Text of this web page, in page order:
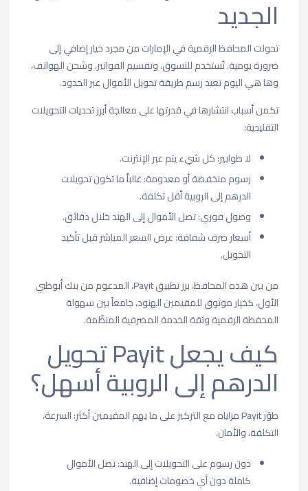
الجديد
تحولت المحافظ الرقمية في الإمارات من مجرد خيار إضافي إلى
ضرورة يومية. تُستخدم للتسوق، وتقسيم الفواتير، وشحن الهواتف،
وها هي اليوم تعيد رسم طريقة تحويل الأموال عبر الحدود.
تكمن أسباب انتشارها في قدرتها على معالجة أبرز تحديات التحويلات
التقليدية:
لا طوابير: كل شيء يتم عبر الإنترنت.
رسوم منخفضة أو معدومة: غالباً ما تكون تحويلات
الدرهم إلى الروبية أقل تكلفة.
وصول فوري: تصل الأموال إلى الهند خلال دقائق.
أسعار صرف شفافة: عرض السعر المباشر قبل تأكيد
التحويل.
من بين هذه المحافظ، برز تطبيق Payit، المدعوم من بنك أبوظبي
الأول، كخيار موثوق للمقيمين الهنود، جامعاً بين سهولة
المحفظة الرقمية وثقة الخدمة المصرفية المنظّمة.
كيف يجعلPayitتحويل
الدرهم إلى الروبية أسهل؟
طوّر Payit مزاياه مع التركيز على ما يهم المقيمين أكثر: السرعة،
التكلفة، والأمان.
دون رسوم على التحويلات إلى الهند: تصل الأموال
كاملة دون أي خصومات إضافية.